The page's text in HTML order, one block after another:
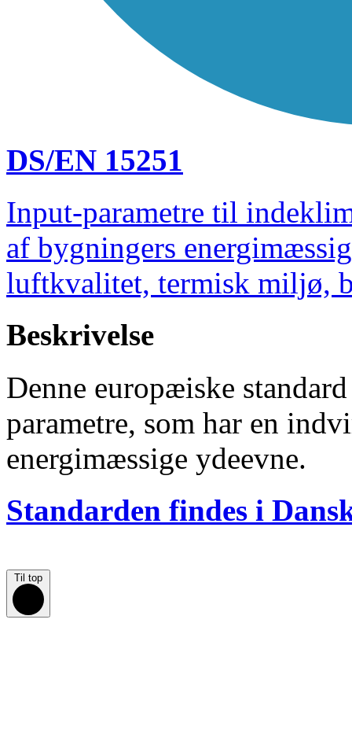
DS/EN 15251
Input-parametre til
af bygningers
luftkvalitet, termisk miljø,
Beskrivelse
Denne europæiske
parametre, som har en
energimæssige ydeevne.
Standarden findes i
Til top